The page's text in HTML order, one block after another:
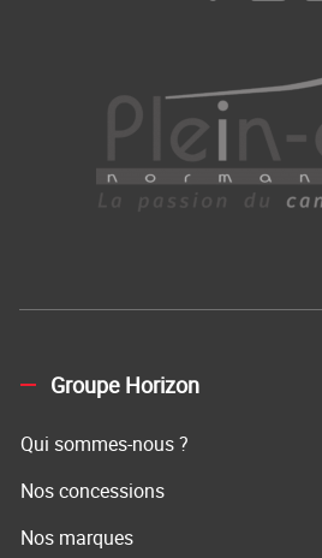
Groupe Horizon
Qui sommes-nous ?
Nos concessions
Nos marques